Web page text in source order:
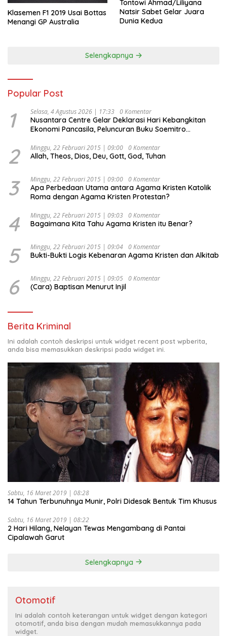
Klasemen F1 2019 Usai Bottas
Menangi GP Australia
Tontowi Ahmad/Liliyana
Natsir Sabet Gelar Juara
Dunia Kedua
Selengkapnya
Popular Post
1 Selasa, 4 Agustus 2026 | 17:33 0 Komentar
Nusantara Centre Gelar Deklarasi Hari Kebangkitan
Ekonomi Pancasila, Peluncuran Buku Soemitro
Ekonomi Politik Indonesia) & Simposium Nasional
“Urgensi Undang-Undang Perekonomian Nasional dan
Indonesia Emas 2045”,
2 Minggu, 22 Februari 2015 | 09:00 0 Komentar
Allah, Theos, Dios, Deu, Gott, God, Tuhan
3 Minggu, 22 Februari 2015 | 09:00 0 Komentar
Apa Perbedaan Utama antara Agama Kristen Katolik
Roma dengan Agama Kristen Protestan?
4 Minggu, 22 Februari 2015 | 09:03 0 Komentar
Bagaimana Kita Tahu Agama Kristen itu Benar?
5 Minggu, 22 Februari 2015 | 09:04 0 Komentar
Bukti-Bukti Logis Kebenaran Agama Kristen dan Alkitab
6 Minggu, 22 Februari 2015 | 09:05 0 Komentar
(Cara) Baptisan Menurut Injil
Berita Kriminal
Ini adalah contoh deskripsi untuk widget recent post wpberita,
anda bisa memasukkan deskripsi pada widget ini.
Sabtu, 16 Maret 2019 | 08:28
14 Tahun Terbunuhnya Munir, Polri Didesak Bentuk Tim Khusus
Sabtu, 16 Maret 2019 | 08:22
2 Hari Hilang, Nelayan Tewas Mengambang di Pantai
Cipalawah Garut
Selengkapnya
Otomotif
Ini adalah contoh keterangan untuk widget dengan kategori
otomotif, anda bisa dengan mudah memasukkannya pada
widget.